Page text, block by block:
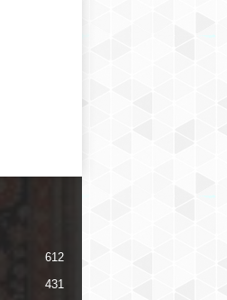
612
431